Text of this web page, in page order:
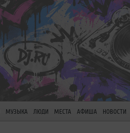
МУЗЫКА ЛЮДИ МЕСТА АФИША НОВОСТИ